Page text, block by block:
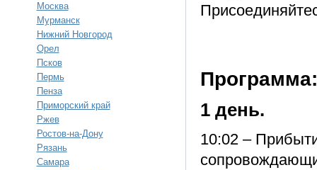
Москва
Мурманск
Нижний Новгород
Орел
Псков
Пермь
Пенза
Приморский край
Ржев
Ростов-на-Дону
Рязань
Самара
Программа:
1 день.
10:02 –